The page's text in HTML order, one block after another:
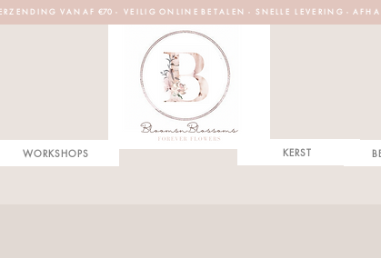
R Z E N D I N G V A N A F €70 - V E I L I G O N L I N E B E T A L E N - S N E L L E L E V E R I N G - A F H A
WORKSHOPS KERST